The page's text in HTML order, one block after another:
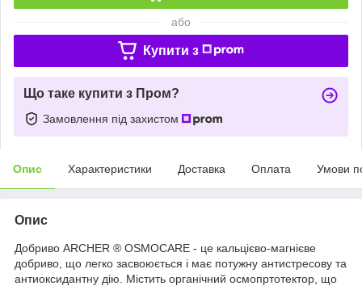
або
Купити з
Що таке купити з Пром?
Замовлення під захистом
Опис Характеристики Доставка Оплата Умови
Опис
Добриво ARCHER ® OSMOCARE - це кальцієво-магнієве
добриво, що легко засвоюється і має потужну антистресову та
антиоксидантну дію. Містить органічний осмопртотектор, що